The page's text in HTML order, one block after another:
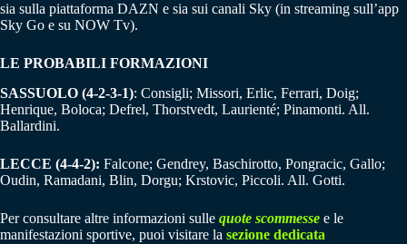
sia sulla piattaforma DAZN e sia sui canali Sky (in streaming sull’app
Sky Go e su NOW Tv).
LE PROBABILI FORMAZIONI
SASSUOLO (4-2-3-1): Consigli; Missori, Erlic, Ferrari, Doig;
Henrique, Boloca; Defrel, Thorstvedt, Laurienté; Pinamonti. All.
Ballardini.
LECCE (4-4-2): Falcone; Gendrey, Baschirotto, Pongracic, Gallo;
Oudin, Ramadani, Blin, Dorgu; Krstovic, Piccoli. All. Gotti.
Per consultare altre informazioni sulle quote scommesse e le
manifestazioni sportive, puoi visitare la sezione dedicata